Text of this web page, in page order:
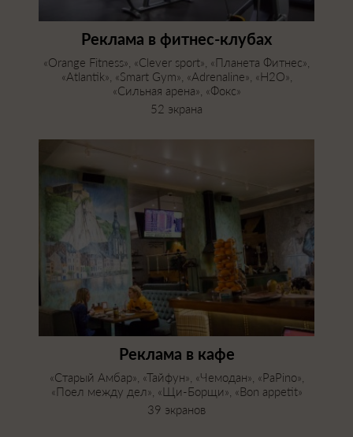
Реклама в фитнес-клубах
«Orange Fitness», «Clever sport», «Планета Фитнес»,
«Atlantik», «Smart Gym», «Adrenaline», «H2O»,
«Сильная арена», «Фокс»
52 экрана
Реклама в кафе
«Старый Амбар», «Тайфун», «Чемодан», «PaPino»,
«Поел между дел», «Щи-Борщи», «Bon appetit»
39 экранов